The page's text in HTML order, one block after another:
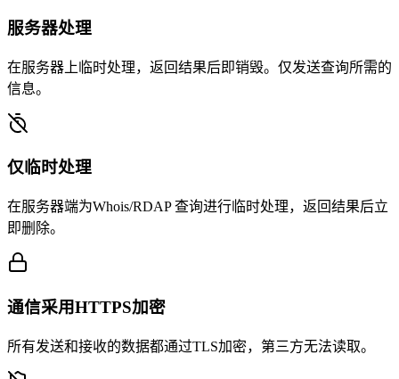
服务器处理
在服务器上临时处理，返回结果后即销毁。仅发送查询所需的
信息。
仅临时处理
在服务器端为Whois/RDAP 查询进行临时处理，返回结果后立
即删除。
通信采用HTTPS加密
所有发送和接收的数据都通过TLS加密，第三方无法读取。